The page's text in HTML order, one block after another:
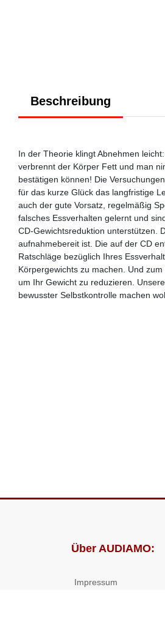
Beschreibung
In der Theorie klingt Abnehmen
verbrennt der Körper Fett und man
bestätigen können! Die
für das kurze Glück das langfristige
auch der gute Vorsatz, regelmäßig
falsches Essverhalten gelernt und
CD-Gewichtsreduktion unterstützen.
aufnahmebereit ist. Die auf der CD
Ratschläge bezüglich Ihres
Körpergewichts zu machen. Und
um Ihr Gewicht zu reduzieren.
bewusster Selbstkontrolle machen
Über AUDIAMO:
Impressum